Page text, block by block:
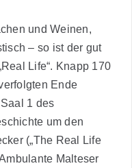
und Weinen,
– so ist der gut
Life“. Knapp 170
Ende
1 des
um den
(„The Real Life
Malteser